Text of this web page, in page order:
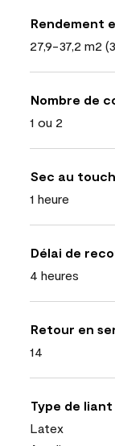
Rendement
27,9-37,2 m2
Nombre de
1 ou 2
Sec au
1 heure
Délai de
4 heures
Retour en
14
Type de
Latex